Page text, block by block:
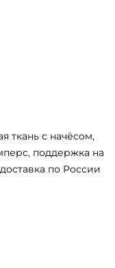
ткань с начёсом,
поддержка на
по России